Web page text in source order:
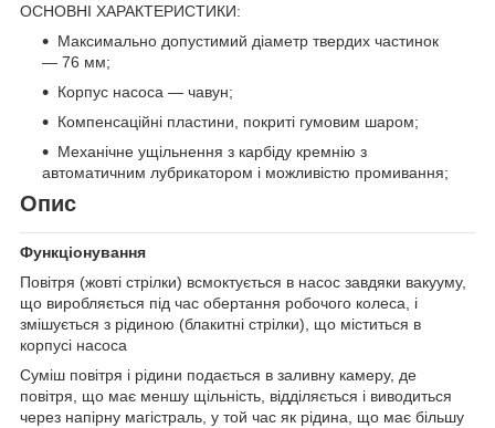
ОСНОВНІ ХАРАКТЕРИСТИКИ:
Максимально допустимий діаметр твердих частинок
— 76 мм;
Корпус насоса — чавун;
Компенсаційні пластини, покриті гумовим шаром;
Механічне ущільнення з карбіду кремнію з
автоматичним лубрикатором і можливістю промивання;
Опис
Функціонування
Повітря (жовті стрілки) всмоктується в насос завдяки вакууму,
що виробляється під час обертання робочого колеса, і
змішується з рідиною (блакитні стрілки), що міститься в
корпусі насоса
Суміш повітря і рідини подається в заливну камеру, де
повітря, що має меншу щільність, відділяється і виводиться
через напірну магістраль, у той час як рідина, що має більшу